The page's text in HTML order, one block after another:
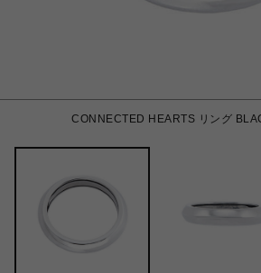
CONNECTED HEARTS リング